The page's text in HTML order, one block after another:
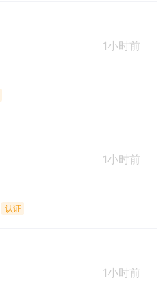
1小时前
1小时前
认证
1小时前